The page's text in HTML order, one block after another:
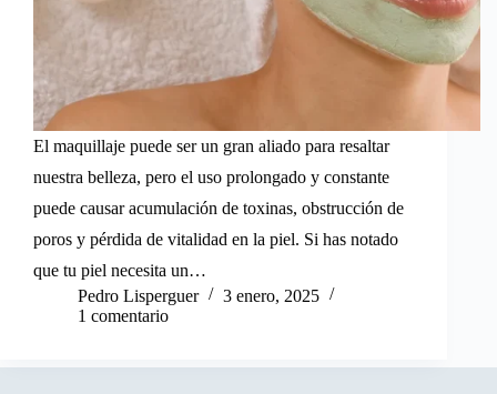
El maquillaje puede ser un gran aliado para resaltar
nuestra belleza, pero el uso prolongado y constante
puede causar acumulación de toxinas, obstrucción de
poros y pérdida de vitalidad en la piel. Si has notado
que tu piel necesita un…
Pedro Lisperguer
3 enero, 2025
1 comentario